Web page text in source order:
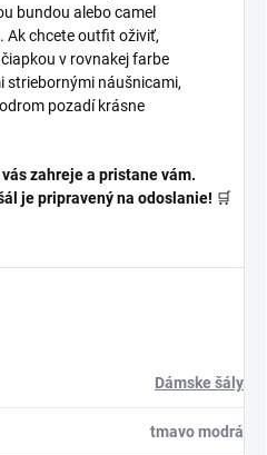
bundou alebo camel
Ak chcete outfit oživiť,
v rovnakej farbe
striebornými náušnicami,
pozadí krásne
zahreje a pristane vám.
je pripravený na odoslanie! 🛒
Dámske šály
tmavo modrá